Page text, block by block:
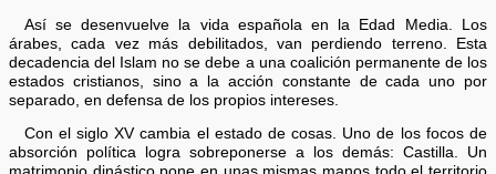
Así se desenvuelve la vida española en la Edad Media. Los
árabes, cada vez más debilitados, van perdiendo terreno. Esta
decadencia del Islam no se debe a una coalición permanente de los
estados cristianos, sino a la acción constante de cada uno por
separado, en defensa de los propios intereses.
Con el siglo XV cambia el estado de cosas. Uno de los focos de
absorción política logra sobreponerse a los demás: Castilla. Un